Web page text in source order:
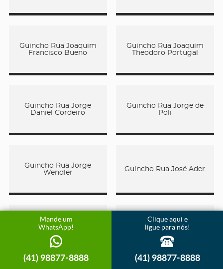
Guincho Rua Joaquim
Francisco Bueno
Guincho Rua Joaquim
Theodoro Portugal
Guincho Rua Jorge
Daniel Cordeiro
Guincho Rua Jorge de
Poli
Guincho Rua Jorge
Wendler
Guincho Rua José Ader
Guincho Rua José Brum
Guincho Rua José
Campanelli
Mande um
WhatsApp!
(41) 98877-8888
Clique aqui e
ligue para nós!
(41) 98877-8888